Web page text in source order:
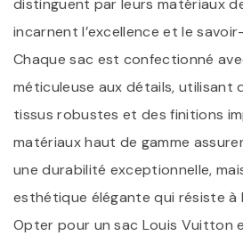
distinguent par leurs matériaux
incarnent l’excellence et le
Chaque sac est confectionné
méticuleuse aux détails, utilisant
tissus robustes et des finitions
matériaux haut de gamme
une durabilité exceptionnelle,
esthétique élégante qui résiste à
Opter pour un sac Louis Vuitton